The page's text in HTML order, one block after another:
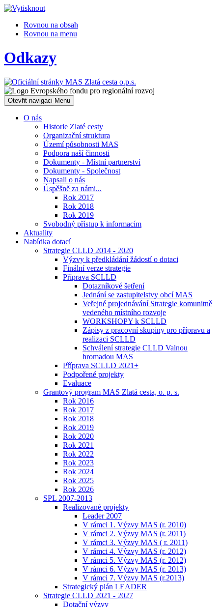
Rovnou na obsah
Rovnou na menu
Odkazy
Otevřit navigaci Menu
O nás
Historie Zlaté cesty
Organizační struktura
Území působnosti MAS
Podpora naší činnosti
Dokumenty - Místní partnerství
Dokumenty - Společnost
Napsali o nás
Úspěšně za námi...
Rok 2017
Rok 2018
Rok 2019
Svobodný přístup k informacím
Aktuality
Nabídka dotací
Strategie CLLD 2014 - 2020
Výzvy k předkládání žádostí o dotaci
Finální verze strategie
Příprava SCLLD
Dotazníkové šetření
Jednání se zastupitelstvy obcí MAS
Veřejné projednávání Strategie komunitně
vedeného místního rozvoje
WORKSHOPY k SCLLD
Zápisy z pracovní skupiny pro přípravu a
realizaci SCLLD
Schválení strategie CLLD Valnou
hromadou MAS
Příprava SCLLD 2021+
Podpořené projekty
Evaluace
Grantový program MAS Zlatá cesta, o. p. s.
Rok 2016
Rok 2017
Rok 2018
Rok 2019
Rok 2020
Rok 2021
Rok 2022
Rok 2023
Rok 2024
Rok 2025
Rok 2026
SPL 2007-2013
Realizované projekty
Leader 2007
V rámci 1. Výzvy MAS (r. 2010)
V rámci 2. Výzvy MAS (r. 2011)
V rámci 3. Výzvy MAS ( r. 2011)
V rámci 4. Výzvy MAS (r. 2012)
V rámci 5. Výzvy MAS (r. 2012)
V rámci 6. Výzvy MAS (r. 2013)
V rámci 7. Výzvy MAS (r.2013)
Strategický plán LEADER
Strategie CLLD 2021 - 2027
Dotační výzvy